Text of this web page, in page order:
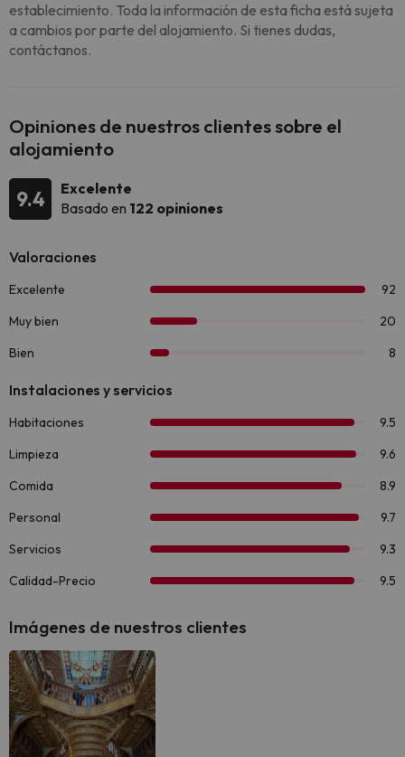
establecimiento. Toda la información de esta ficha está sujeta
a cambios por parte del alojamiento. Si tienes dudas,
contáctanos.
Opiniones de nuestros clientes sobre el
alojamiento
9.4
Excelente
Basado en 122 opiniones
Imágenes de nuestros clientes